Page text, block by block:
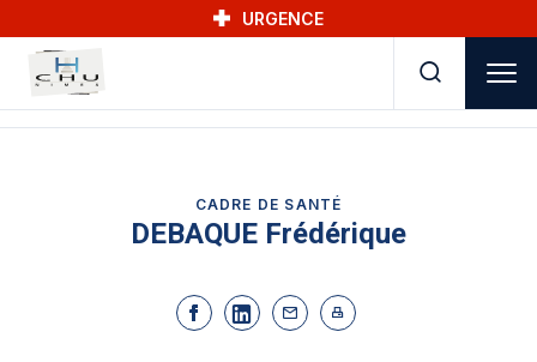
URGENCE
CADRE DE SANTÉ
DEBAQUE Frédérique